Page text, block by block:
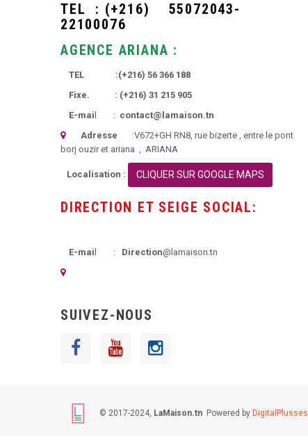
TEL : (+216)
55072043-
22100076
AGENCE ARIANA :
TEL :(+216) 56 366 188
Fixe. : (+216) 31 215 905
E-mai l : contact@lamaison.tn
Adresse :V672+GH RN8, rue bizerte , entre le pont
borj ouzir et ariana , ARIANA
Localisation : CLIQUER SUR GOOGLE MAPS
DIRECTION ET SEIGE SOCIAL:
E-mai l : Direction@lamaison.tn
SUIVEZ-NOUS
© 2017-2024, LaMaison.tn Powered by DigitalPlusses